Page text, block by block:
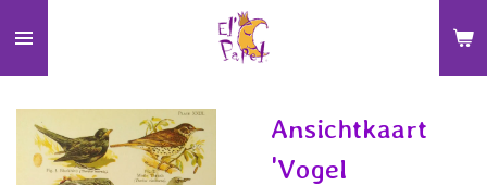
direct
naar
de
hoofdinhoud
Ansichtkaart
'Vogel